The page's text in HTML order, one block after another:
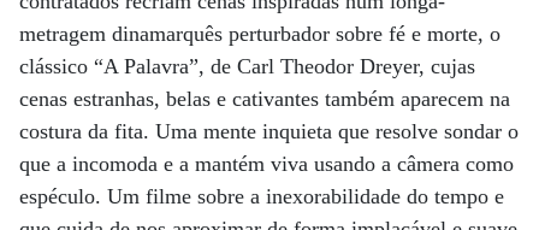
metragem dinamarquês perturbador sobre fé e morte, o
clássico “A Palavra”, de Carl Theodor Dreyer, cujas
cenas estranhas, belas e cativantes também aparecem na
costura da fita. Uma mente inquieta que resolve sondar o
que a incomoda e a mantém viva usando a câmera como
espéculo. Um filme sobre a inexorabilidade do tempo e